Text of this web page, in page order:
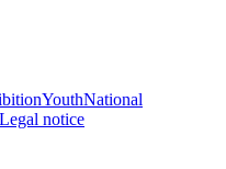
YouthNational
Legal notice